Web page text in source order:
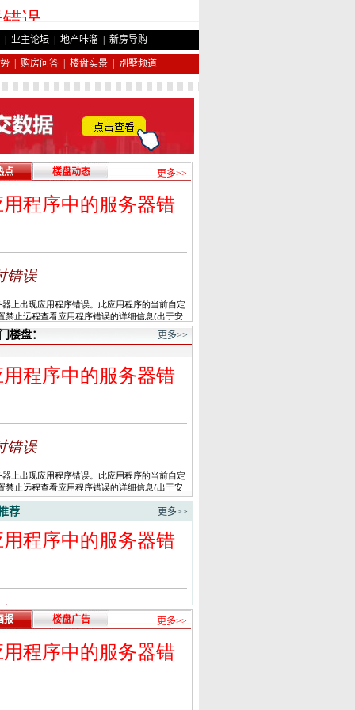
业主论坛 地产咔溜 新房导购
购房问答 楼盘实景 别墅频道
点 楼盘动态 更多>>
楼盘： 更多>>
荐 更多>>
报 楼盘广告 更多>>